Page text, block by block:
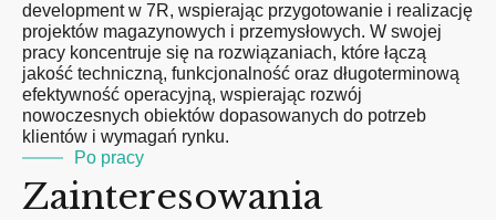
development w 7R, wspierając przygotowanie i realizację
projektów magazynowych i przemysłowych. W swojej
pracy koncentruje się na rozwiązaniach, które łączą
jakość techniczną, funkcjonalność oraz długoterminową
efektywność operacyjną, wspierając rozwój
nowoczesnych obiektów dopasowanych do potrzeb
klientów i wymagań rynku.
Po pracy
Zainteresowania